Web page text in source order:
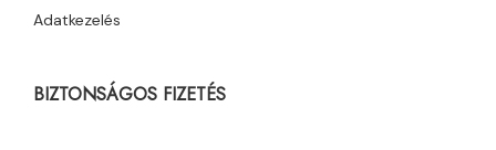
Adatkezelés
BIZTONSÁGOS FIZETÉS